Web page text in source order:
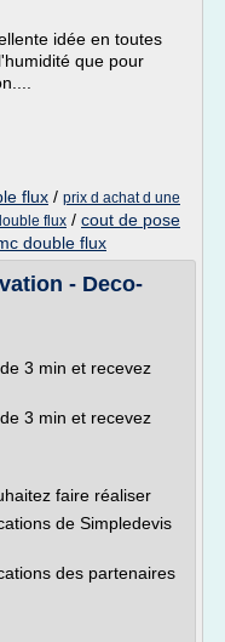
idée en toutes
que pour
flux / prix d achat d une
flux / cout de pose
double flux
- Deco-
3 min et recevez
3 min et recevez
faire réaliser
de Simpledevis
des partenaires